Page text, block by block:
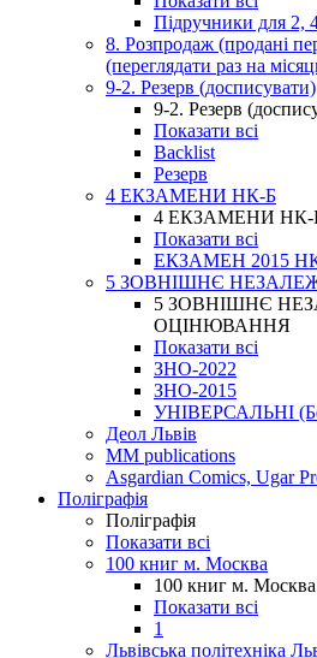
Підручники для 2,
8. Розпродаж (продані
(переглядати раз на
9-2. Резерв (досписувати)
9-2. Резерв
Показати всі
Backlist
Резерв
4 ЕКЗАМЕНИ НК-Б
4 ЕКЗАМЕНИ НК-
Показати всі
ЕКЗАМЕН 2015
5 ЗОВНІШНЄ
5 ЗОВНІШНЄ
ОЦІНЮВАННЯ
Показати всі
ЗНО-2022
ЗНО-2015
УНІВЕРСАЛЬНІ
Деол Львів
MM publications
Asgardian Comics, Ugar
Поліграфія
Поліграфія
Показати всі
100 книг м. Москва
100 книг м. Москва
Показати всі
1
Львівська політехніка